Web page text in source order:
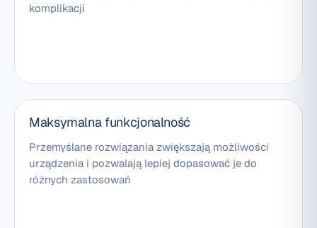
komplikacji
Maksymalna funkcjonalność
Przemyślane rozwiązania zwiększają możliwości
urządzenia i pozwalają lepiej dopasować je do
różnych zastosowań